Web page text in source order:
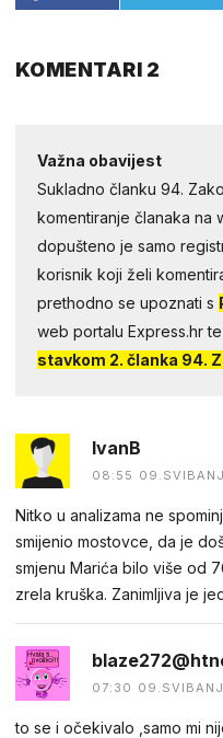
KOMENTARI 2
Važna obavijest
Sukladno članku 94.
komentiranje članaka na
dopušteno je samo
korisnik koji želi
prethodno se upoznati s
web portalu Express.hr
stavkom 2. članka 94.
IvanB
08:55 09.SVIBANJ
Nitko u analizama ne
smijenio mostovce, da je
smjenu Marića bilo više od
zrela kruška. Zanimljiva je
07:30 09.SVIBANJ
to se i očekivalo ,samo mi